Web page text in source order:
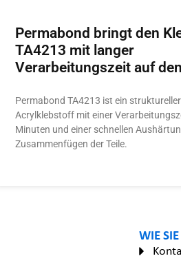
Permabond bringt den
TA4213 mit langer
Verarbeitungszeit auf
Permabond TA4213 ist ein struktureller
Acrylklebstoff mit einer
Minuten und einer schnellen
Zusammenfügen der Teile.
WIE